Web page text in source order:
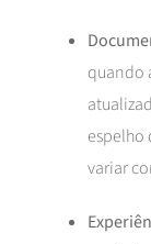
quando
espelho
variar